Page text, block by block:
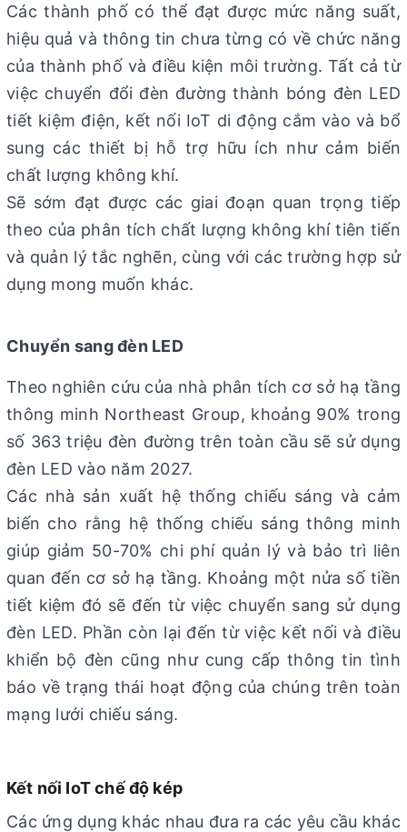
Các thành phố có thể đạt được mức năng suất,
hiệu quả và thông tin chưa từng có về chức năng
của thành phố và điều kiện môi trường. Tất cả từ
việc chuyển đổi đèn đường thành bóng đèn LED
tiết kiệm điện, kết nối IoT di động cắm vào và bổ
sung các thiết bị hỗ trợ hữu ích như cảm biến
chất lượng không khí.
Sẽ sớm đạt được các giai đoạn quan trọng tiếp
theo của phân tích chất lượng không khí tiên tiến
và quản lý tắc nghẽn, cùng với các trường hợp sử
dụng mong muốn khác.
Chuyển sang đèn LED
Theo nghiên cứu của nhà phân tích cơ sở hạ tầng
thông minh Northeast Group, khoảng 90% trong
số 363 triệu đèn đường trên toàn cầu sẽ sử dụng
đèn LED vào năm 2027.
Các nhà sản xuất hệ thống chiếu sáng và cảm
biến cho rằng hệ thống chiếu sáng thông minh
giúp giảm 50-70% chi phí quản lý và bảo trì liên
quan đến cơ sở hạ tầng. Khoảng một nửa số tiền
tiết kiệm đó sẽ đến từ việc chuyển sang sử dụng
đèn LED. Phần còn lại đến từ việc kết nối và điều
khiển bộ đèn cũng như cung cấp thông tin tình
báo về trạng thái hoạt động của chúng trên toàn
mạng lưới chiếu sáng.
Kết nối IoT chế độ kép
Các ứng dụng khác nhau đưa ra các yêu cầu khác